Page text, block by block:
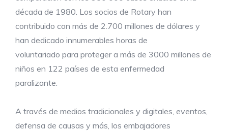
década de 1980. Los socios de Rotary han
contribuido con más de 2.700 millones de dólares y
han dedicado innumerables horas de
voluntariado para proteger a más de 3000 millones de
niños en 122 países de esta enfermedad
paralizante.
A través de medios tradicionales y digitales, eventos,
defensa de causas y más, los embajadores